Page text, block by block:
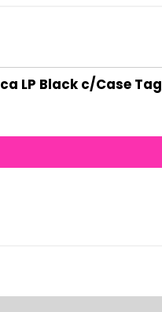
LP Black c/Case